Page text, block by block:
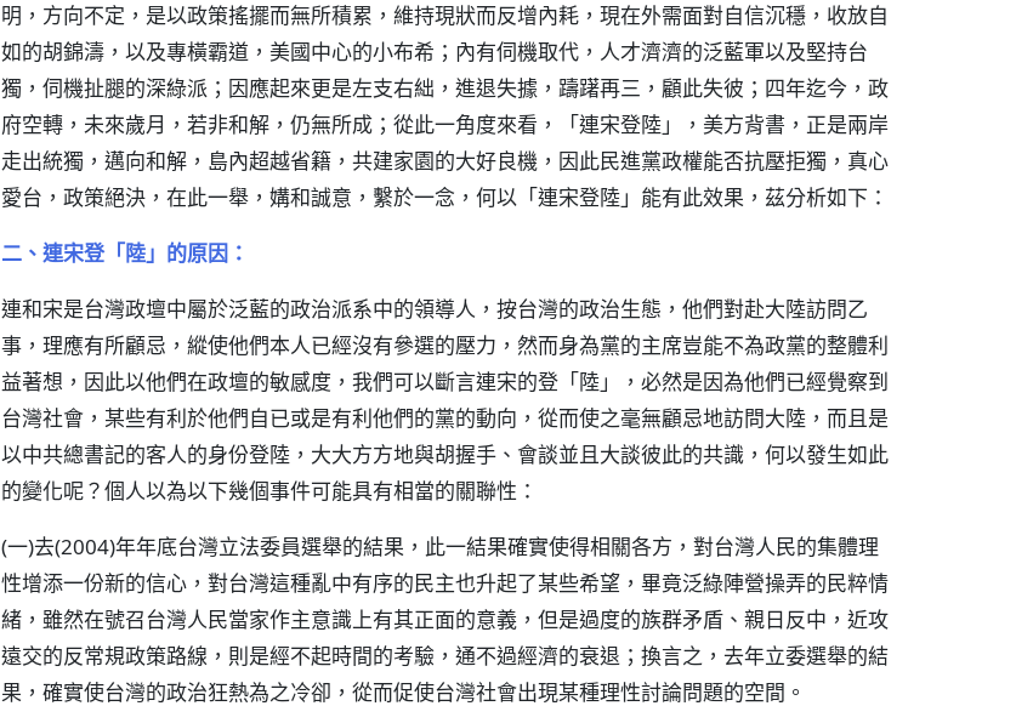
明，方向不定，是以政策搖擺而無所積累，維持現狀而反增內耗，現在外需面對自信沉穩，收放自
如的胡錦濤，以及專橫霸道，美國中心的小布希；內有伺機取代，人才濟濟的泛藍軍以及堅持台
獨，伺機扯腿的深綠派；因應起來更是左支右絀，進退失據，躊躇再三，顧此失彼；四年迄今，政
府空轉，未來歲月，若非和解，仍無所成；從此一角度來看，「連宋登陸」，美方背書，正是兩岸
走出統獨，邁向和解，島內超越省籍，共建家園的大好良機，因此民進黨政權能否抗壓拒獨，真心
愛台，政策絕決，在此一舉，媾和誠意，繫於一念，何以「連宋登陸」能有此效果，茲分析如下：
二、連宋登「陸」的原因：
連和宋是台灣政壇中屬於泛藍的政治派系中的領導人，按台灣的政治生態，他們對赴大陸訪問乙
事，理應有所顧忌，縱使他們本人已經沒有參選的壓力，然而身為黨的主席豈能不為政黨的整體利
益著想，因此以他們在政壇的敏感度，我們可以斷言連宋的登「陸」，必然是因為他們已經覺察到
台灣社會，某些有利於他們自已或是有利他們的黨的動向，從而使之毫無顧忌地訪問大陸，而且是
以中共總書記的客人的身份登陸，大大方方地與胡握手、會談並且大談彼此的共識，何以發生如此
的變化呢？個人以為以下幾個事件可能具有相當的關聯性：
(一)去(2004)年年底台灣立法委員選舉的結果，此一結果確實使得相關各方，對台灣人民的集體理
性增添一份新的信心，對台灣這種亂中有序的民主也升起了某些希望，畢竟泛綠陣營操弄的民粹情
緒，雖然在號召台灣人民當家作主意識上有其正面的意義，但是過度的族群矛盾、親日反中，近攻
遠交的反常規政策路線，則是經不起時間的考驗，通不過經濟的衰退；換言之，去年立委選舉的結
果，確實使台灣的政治狂熱為之冷卻，從而促使台灣社會出現某種理性討論問題的空間。